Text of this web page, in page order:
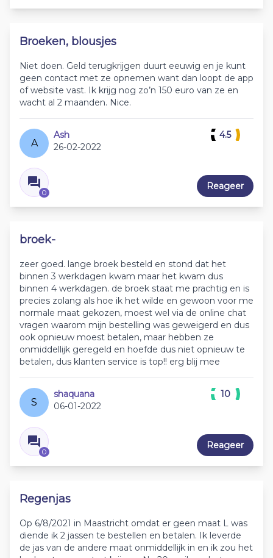
Broeken, blousjes
Niet doen. Geld terugkrijgen duurt eeuwig en je kunt
geen contact met ze opnemen want dan loopt de app
of website vast. Ik krijg nog zo’n 150 euro van ze en
wacht al 2 maanden. Nice.
A
Ash
26-02-2022
0
4.5
Reageer
broek-
zeer goed. lange broek besteld en stond dat het
binnen 3 werkdagen kwam maar het kwam dus
binnen 4 werkdagen. de broek staat me prachtig en is
precies zolang als hoe ik het wilde en gewoon voor me
normale maat gekozen, moest wel via de online chat
vragen waarom mijn bestelling was geweigerd en dus
ook opnieuw moest betalen, maar hebben ze
onmiddellijk geregeld en hoefde dus niet opnieuw te
betalen, dus klanten service is top!! erg blij mee
S
shaquana
06-01-2022
0
10
Reageer
Regenjas
Op 6/8/2021 in Maastricht omdat er geen maat L was
diende ik 2 jassen te bestellen en betalen. Ik leverde
de jas van de andere maat onmiddellijk in en ik zou het